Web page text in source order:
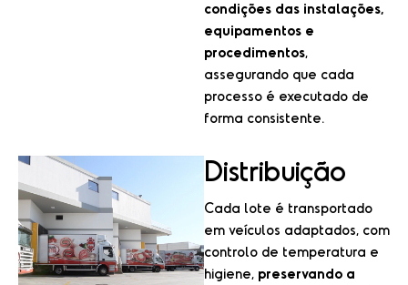
condições das instalações,
equipamentos e
procedimentos,
assegurando que cada
processo é executado de
forma consistente.
Distribuição
Cada lote é transportado
em veículos adaptados, com
controlo de temperatura e
higiene, preservando a